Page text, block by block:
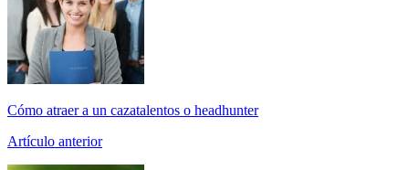
Cómo atraer a un cazatalentos o headhunter
Artículo anterior